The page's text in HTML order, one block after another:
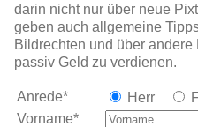
darin nicht nur über neue
geben auch allgemeine
Bildrechten und über
passiv Geld zu verdienen.
Anrede* Herr
Vorname*